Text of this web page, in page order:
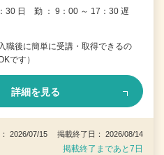
30 日 勤 ： 9：00 ～ 17：30 遅
職後に簡単に受講・取得できるの
です）
詳細を見る
2026/07/15 掲載終了日： 2026/08/14
掲載終了まであと7日